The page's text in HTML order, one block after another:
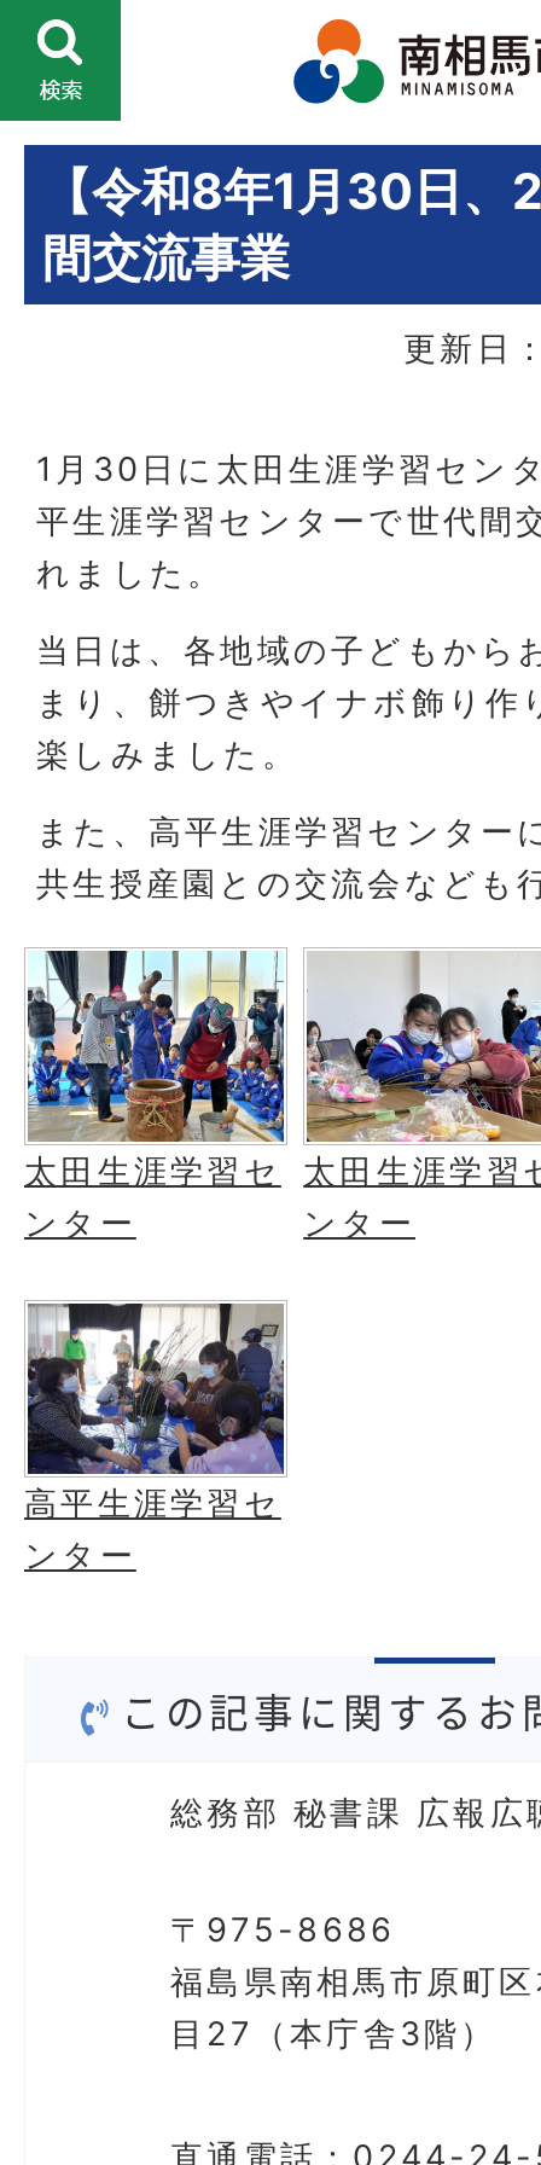
【令和8年1月30日、
間交流事業
更新日
1月30日に太田生涯学習セン
平生涯学習センターで世代間
れました。
当日は、各地域の子どもから
まり、餅つきやイナボ飾り作
楽しみました。
また、高平生涯学習センター
共生授産園との交流会なども
太田生涯学習セ
ンター
太田生涯学習
ンター
高平生涯学習セ
ンター
この記事に関するお
総務部 秘書課 広報広
〒975-8686
福島県南相馬市原町
目27（本庁舎3階）
直通電話： 0244-24-